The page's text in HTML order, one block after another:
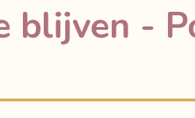
blijven -